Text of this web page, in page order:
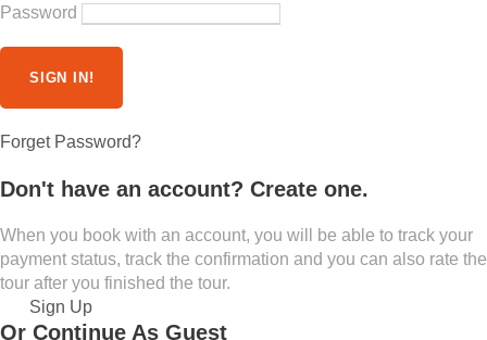
Password
Forget Password?
Don't have an account? Create one.
When you book with an account, you will be able to track your
payment status, track the confirmation and you can also rate the
tour after you finished the tour.
Sign Up
Or Continue As Guest